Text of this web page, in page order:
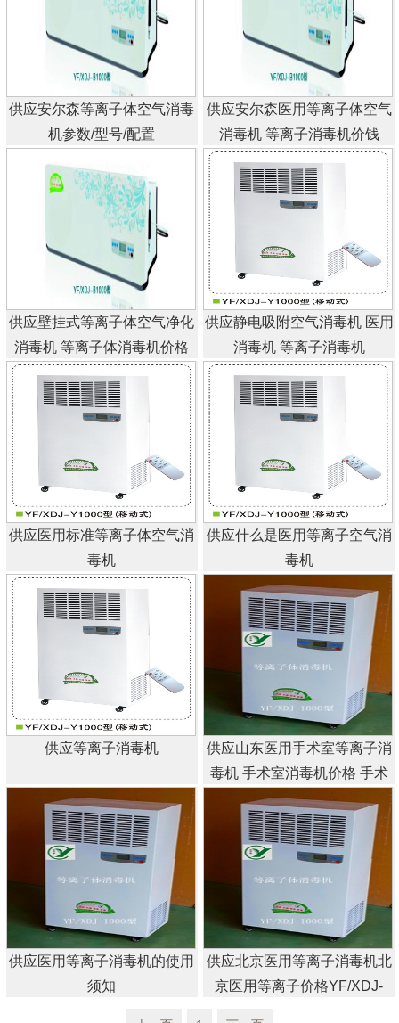
供应安尔森等离子体空气消毒
机参数/型号/配置
供应安尔森医用等离子体空气
消毒机 等离子消毒机价钱
供应壁挂式等离子体空气净化
消毒机 等离子体消毒机价格
供应静电吸附空气消毒机 医用
消毒机 等离子消毒机
供应医用标准等离子体空气消
毒机
供应什么是医用等离子空气消
毒机
供应等离子消毒机
供应山东医用手术室等离子消
毒机 手术室消毒机价格 手术
室等离子消毒机厂家直销
供应医用等离子消毒机的使用
须知
供应北京医用等离子消毒机北
京医用等离子价格YF/XDJ-